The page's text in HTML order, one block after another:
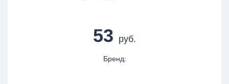
53 руб.
Бренд: